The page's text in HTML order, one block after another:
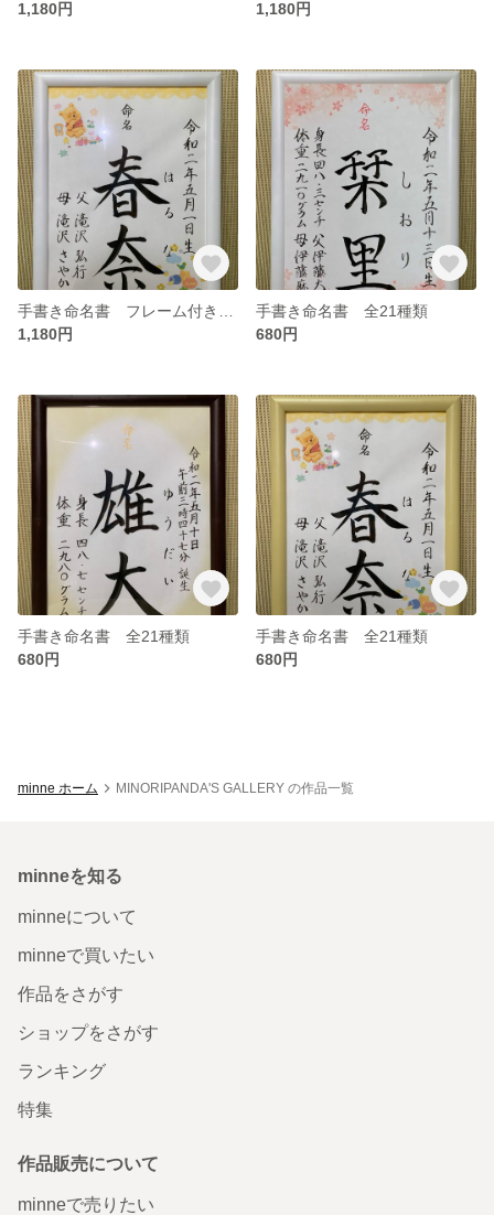
1,180円 1,180円
1,180円
手書き命名書 全21種類
680円
手書き命名書 全21種類
680円
手書き命名書 全21種類
680円
minne ホーム MINORIPANDA'S GALLERY の作品一覧
minneを知る
minneについて
minneで買いたい
作品をさがす
ショップをさがす
ランキング
特集
作品販売について
minneで売りたい